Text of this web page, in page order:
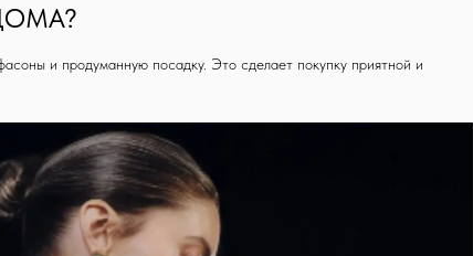
и продуманную посадку. Это сделает покупку приятной и